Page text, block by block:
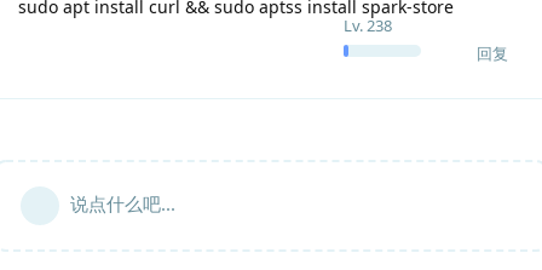
Lv. 238
sudo apt install curl && sudo aptss install spark-store
回复
说点什么吧...